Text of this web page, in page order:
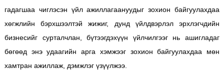
гадагшаа чиглэсэн үйл ажиллагаануудыг зохион байгуулахдаа
хөгжлийн бэрхшээлтэй
жижиг, дунд үйлдвэрлэл эрхлэгчдийн
бизнесийг сурталчлан, бүтээгдэхүүн үйлчилгээг нь ашигладаг
бөгөөд энэ удаагийн арга хэмжээг зохион байгуулахдаа мөн
хамтран ажиллаж, дэмжлэг үзүүлжээ.